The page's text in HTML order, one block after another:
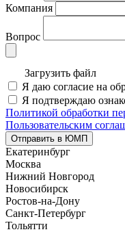
Компания
Вопрос
Загрузить файл
Я даю согласие на
Я подтверждаю
Политикой обработки
Пользовательским
Отправить в ЮМП
Екатеринбург
Москва
Нижний Новгород
Новосибирск
Ростов-на-Дону
Санкт-Петербург
Тольятти